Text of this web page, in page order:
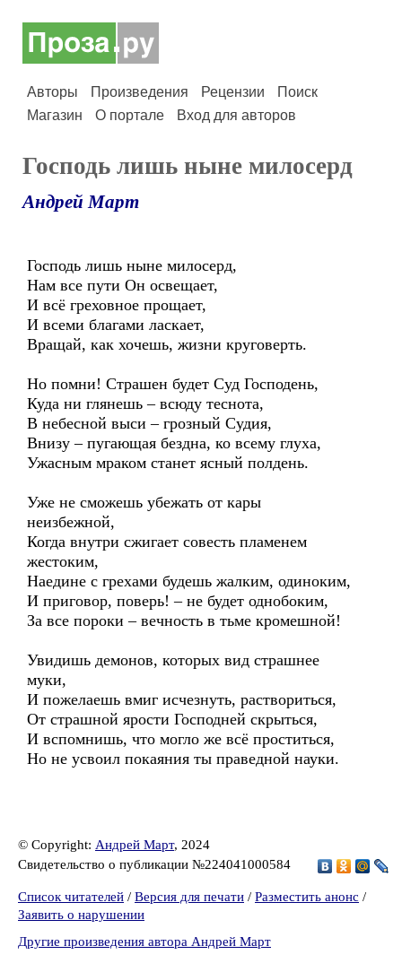
Авторы Произведения Рецензии
Поиск
Магазин
О портале Вход для авторов
Господь лишь ныне милосерд
Андрей Март
Господь лишь ныне милосерд,
Нам все пути Он освещает,
И всё греховное прощает,
И всеми благами ласкает,
Вращай, как хочешь, жизни круговерть.
Но помни! Страшен будет Суд Господень,
Куда ни глянешь – всюду теснота,
В небесной выси – грозный Судия,
Внизу – пугающая бездна, ко всему глуха,
Ужасным мраком станет ясный полдень.
Уже не сможешь убежать от кары
неизбежной,
Когда внутри сжигает совесть пламенем
жестоким,
Наедине с грехами будешь жалким, одиноким,
И приговор, поверь! – не будет однобоким,
За все пороки – вечность в тьме кромешной!
Увидишь демонов, которых вид страшнее
муки,
И пожелаешь вмиг исчезнуть, раствориться,
От страшной ярости Господней скрыться,
И вспомнишь, что могло же всё проститься,
Но не усвоил покаяния ты праведной науки.
© Copyright: Андрей Март, 2024
Свидетельство о публикации №224041000584
Список читателей / Версия для печати / Разместить анонс /
Заявить о нарушении
Другие произведения автора Андрей Март